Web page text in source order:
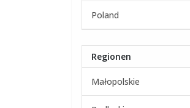
Poland
Regionen
Małopolskie